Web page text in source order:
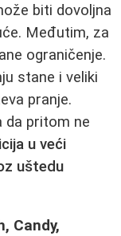
biti dovoljna
Međutim, za
ograničenje.
stane i veliki
pranje.
da pritom ne
u veći
uštedu
Candy,